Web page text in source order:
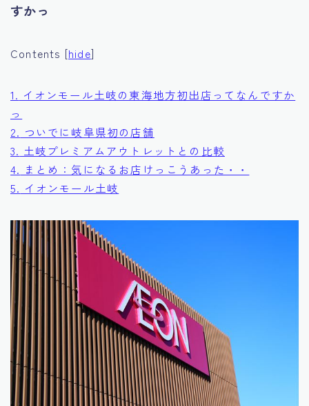
すかっ
Contents [hide]
1. イオンモール土岐の東海地方初出店ってなんですか
っ
2. ついでに岐阜県初の店舗
3. 土岐プレミアムアウトレットとの比較
4. まとめ：気になるお店けっこうあった・・
5. イオンモール土岐